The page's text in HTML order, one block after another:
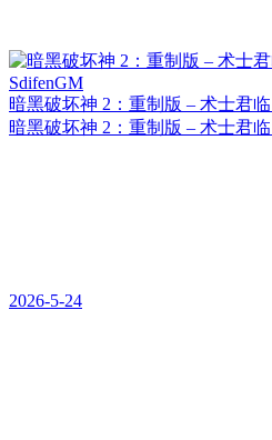
暗黑破坏神 2：重制版 – 术士君
暗黑破坏神 2：重制版 – 术士君
2026-5-24